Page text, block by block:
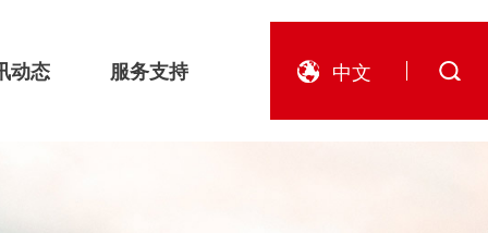
动态 服务支持 中文